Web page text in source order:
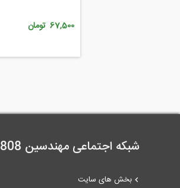
67,500 تومان
شبکه اجتماعی مهندسین 808
بخش های سایت